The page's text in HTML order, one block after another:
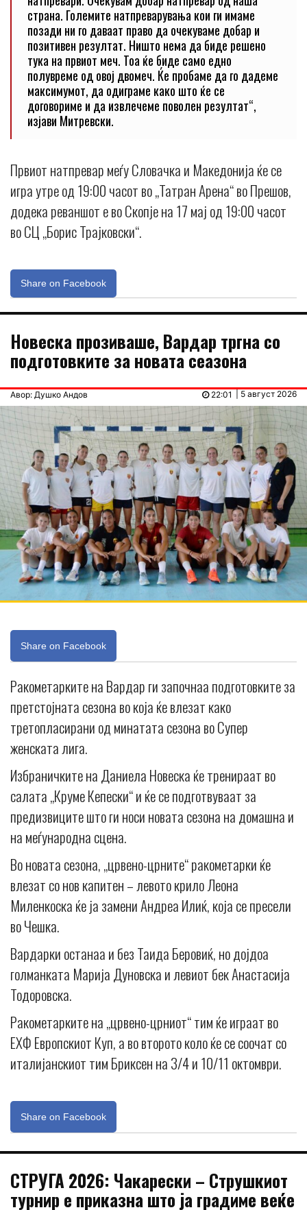
страна. Големите натпреварувања кои ги имаме
позади ни го даваат право да очекуваме добар и
позитивен резултат. Ништо нема да биде решено
тука на првиот меч. Тоа ќе биде само едно
полувреме од овој двомеч. Ќе пробаме да го дадеме
максимумот, да одиграме како што ќе се
договориме и да извлечеме поволен резултат“,
изјави Митревски.
Првиот натпревар меѓу Словачка и Македонија ќе се
игра утре од 19:00 часот во „Татран Арена“ во Прешов,
додека реваншот е во Скопје на 17 мај од 19:00 часот
во СЦ „Борис Трајковски“.
Share on Facebook
Новеска прозиваше, Вардар тргна со
подготовките за новата сеазона
Авор: Душко Андов | 5 август 2026
22:01
Share on Facebook
Ракометарките на Вардар ги започнаа подготовките за
претстојната сезона во која ќе влезат како
третопласирани од минатата сезона во Супер
женската лига.
Избраничките на Даниела Новеска ќе тренираат во
салата „Круме Кепески“ и ќе се подготвуваат за
предизвиците што ги носи новата сезона на домашна и
на меѓународна сцена.
Во новата сезона, „црвено-црните“ ракометарки ќе
влезат со нов капитен – левото крило Леона
Миленкоска ќе ја замени Андреа Илиќ, која се пресели
во Чешка.
Вардарки останаа и без Таида Беровиќ, но дојдоа
голманката Марија Дуновска и левиот бек Анастасија
Тодоровска.
Ракометарките на „црвено-црниот“ тим ќе играат во
ЕХФ Европскиот Куп, а во второто коло ќе се соочат со
италијанскиот тим Бриксен на 3/4 и 10/11 октомври.
Share on Facebook
СТРУГА 2026: Чакарески – Струшкиот
турнир е приказна што ја градиме веќе